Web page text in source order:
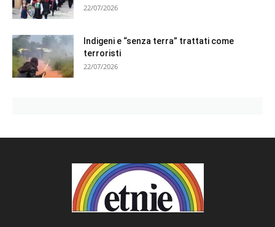
22/07/2026
Indigeni e “senza terra” trattati come
terroristi
22/07/2026